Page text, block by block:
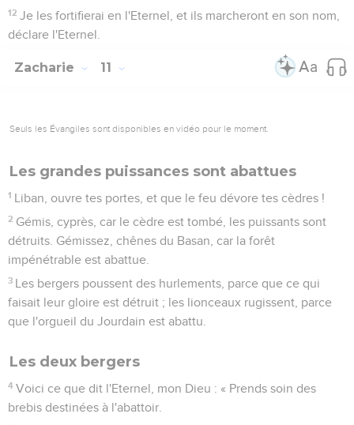
12 Je les fortifierai en l'Eternel, et ils marcheront en son nom,
déclare l'Eternel.
Zacharie 11
Seuls les Évangiles sont disponibles en vidéo pour le moment.
Les grandes puissances sont abattues
1 Liban, ouvre tes portes, et que le feu dévore tes cèdres !
2 Gémis, cyprès, car le cèdre est tombé, les puissants sont
détruits. Gémissez, chênes du Basan, car la forêt
impénétrable est abattue.
3 Les bergers poussent des hurlements, parce que ce qui
faisait leur gloire est détruit ; les lionceaux rugissent, parce
que l'orgueil du Jourdain est abattu.
Les deux bergers
4 Voici ce que dit l'Eternel, mon Dieu : « Prends soin des
brebis destinées à l'abattoir.